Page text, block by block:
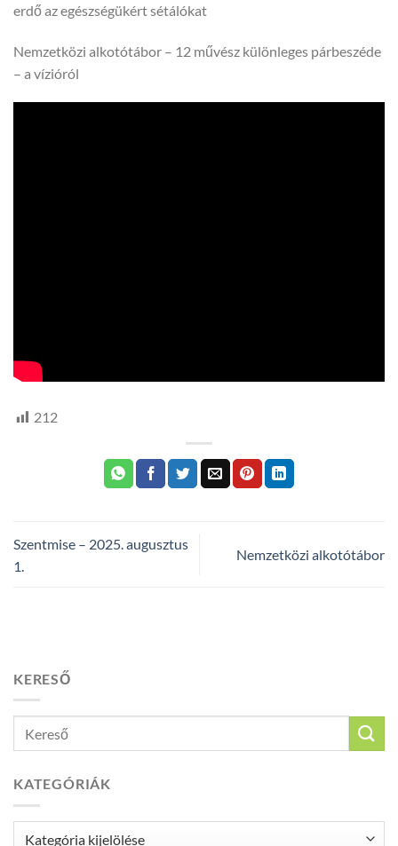
erdő az egészségükért sétálókat
Nemzetközi alkotótábor – 12 művész különleges párbeszéde
– a vízióról
212
Szentmise – 2025. augusztus
1.
Nemzetközi alkotótábor
KERESŐ
KATEGÓRIÁK